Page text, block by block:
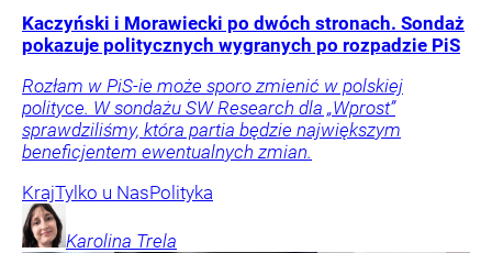
Kaczyński i Morawiecki po dwóch stronach. Sondaż
pokazuje politycznych wygranych po rozpadzie PiS
Rozłam w PiS-ie może sporo zmienić w polskiej
polityce. W sondażu SW Research dla „Wprost”
sprawdziliśmy, która partia będzie największym
beneficjentem ewentualnych zmian.
KrajTylko u NasPolityka
Karolina Trela